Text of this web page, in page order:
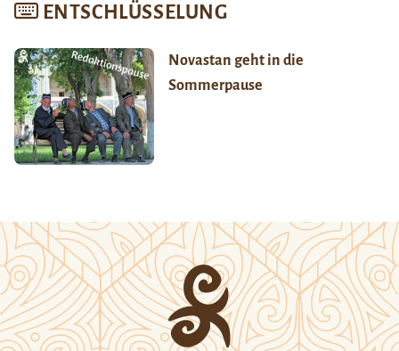
ENTSCHLÜSSELUNG
Novastan geht in die
Sommerpause